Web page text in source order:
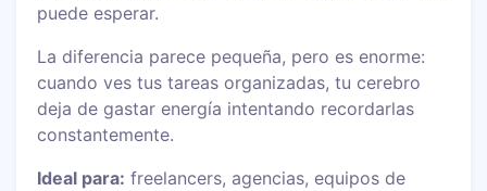
puede esperar.
La diferencia parece pequeña, pero es enorme:
cuando ves tus tareas organizadas, tu cerebro
deja de gastar energía intentando recordarlas
constantemente.
Ideal para: freelancers, agencias, equipos de